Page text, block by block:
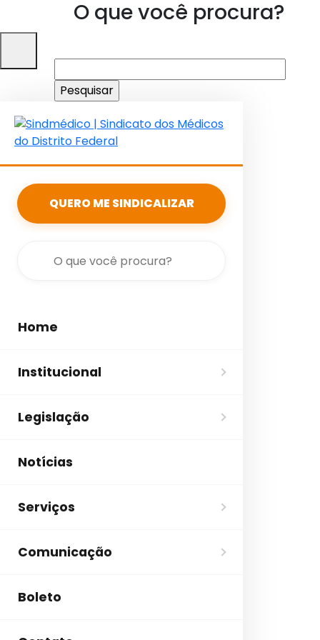
O que você procura?
por:
QUERO ME SINDICALIZAR
Home
Institucional
Legislação
Notícias
Serviços
Comunicação
Boleto